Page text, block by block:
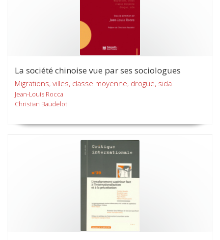
La société chinoise vue par ses sociologues
Migrations, villes, classe moyenne, drogue, sida
Jean-Louis Rocca
Christian Baudelot